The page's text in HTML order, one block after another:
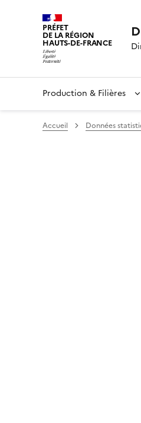
PRÉFET
DE LA RÉGION
HAUTS-DE-FRANCE
Production & Filières
Accueil Données